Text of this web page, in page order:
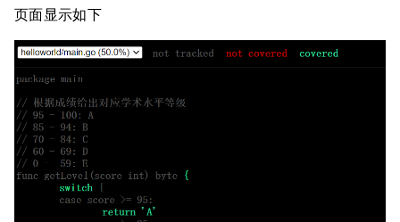
页面显示如下